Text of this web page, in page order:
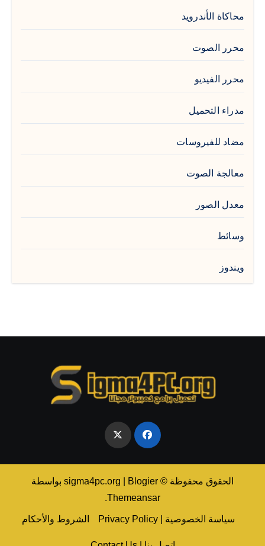
محاكاة الأندرويد
محرر الصوت
محرر الفيديو
مدراء التحميل
مضاد للفيروسات
معالجة الصوت
معدل الصور
وسائط
ويندوز
الحقوق محفوظة © sigma4pc.org Blogier
بواسطة
Themeansar
.
سياسة الخصوصية | Privacy Policy الشروط والأحكام